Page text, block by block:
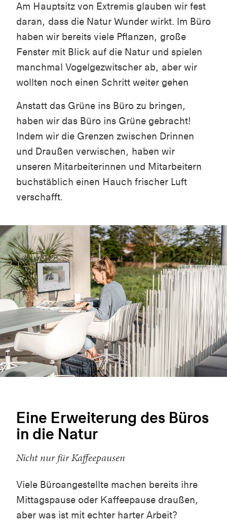
Am Hauptsitz von Extremis glauben wir fest
daran, dass die Natur Wunder wirkt. Im Büro
haben wir bereits viele Pflanzen, große
Fenster mit Blick auf die Natur und spielen
manchmal Vogelgezwitscher ab, aber wir
wollten noch einen Schritt weiter gehen
Anstatt das Grüne ins Büro zu bringen,
haben wir das Büro ins Grüne gebracht!
Indem wir die Grenzen zwischen Drinnen
und Draußen verwischen, haben wir
unseren Mitarbeiterinnen und Mitarbeitern
buchstäblich einen Hauch frischer Luft
verschafft.
Eine Erweiterung des Büros
in die Natur
Nicht nur für Kaffeepausen
Viele Büroangestellte machen bereits ihre
Mittagspause oder Kaffeepause draußen,
aber was ist mit echter harter Arbeit?